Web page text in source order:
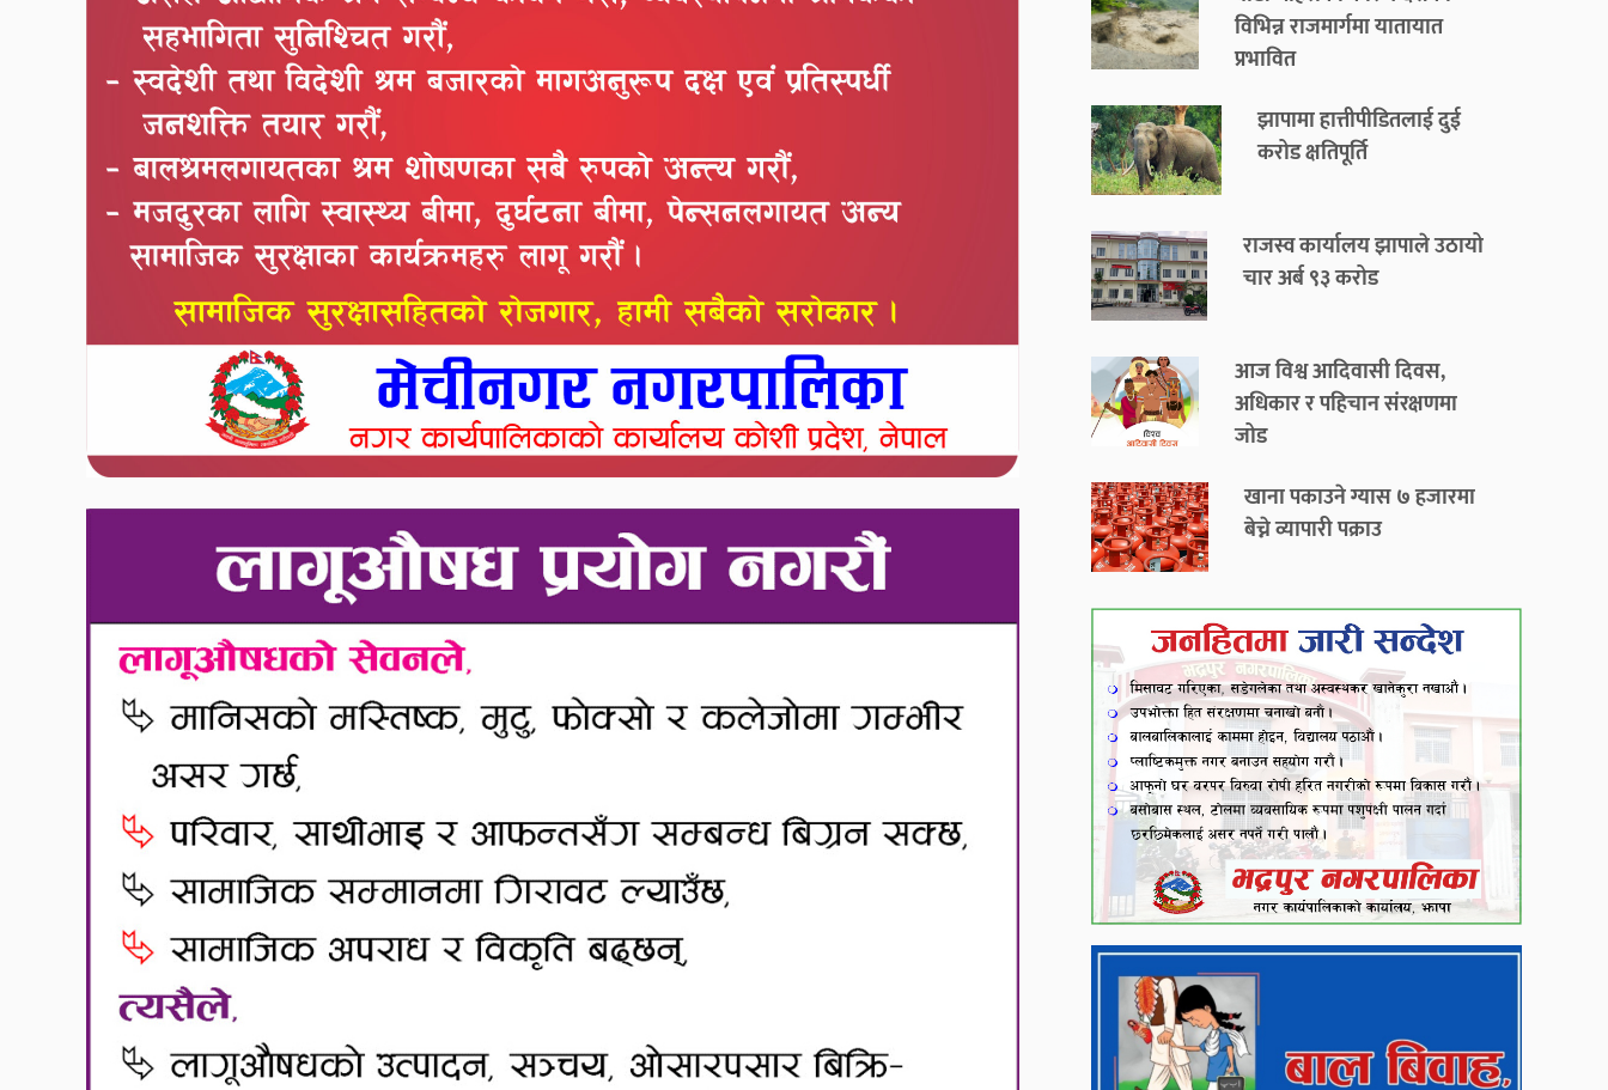
विभिन्न राजमार्गमा यातायात
प्रभावित
झापामा हात्तीपीडितलाई दुई
करोड क्षतिपूर्ति
राजस्व कार्यालय झापाले उठायो
चार अर्ब ९३ करोड
आज विश्व आदिवासी दिवस,
अधिकार र पहिचान संरक्षणमा
जोड
खाना पकाउने ग्यास ७ हजारमा
बेच्ने व्यापारी पक्राउ